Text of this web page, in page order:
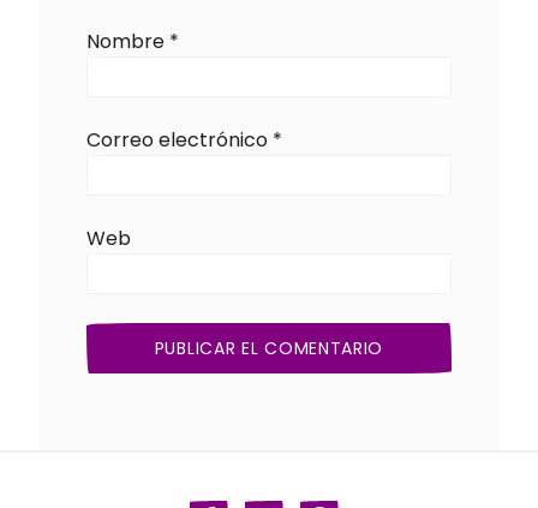
Nombre *
Correo electrónico *
Web